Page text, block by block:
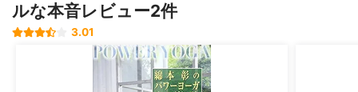
ルな本音レビュー2件
3.01